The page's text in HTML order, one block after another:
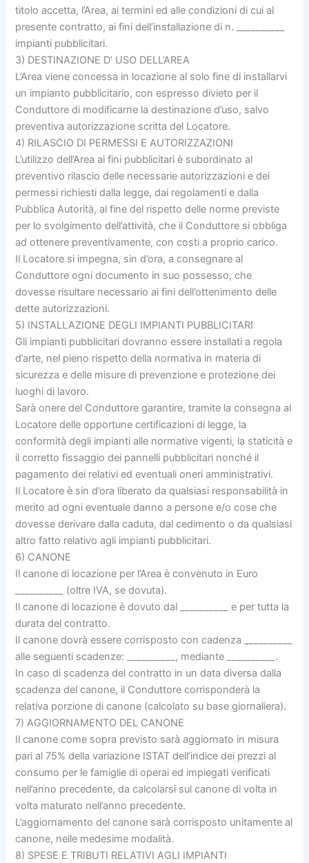
titolo accetta, l’Area, ai termini ed alle condizioni di cui al
presente contratto, ai fini dell’installazione di n. __________
impianti pubblicitari.
3) DESTINAZIONE D’ USO DELL’AREA
L’Area viene concessa in locazione al solo fine di installarvi
un impianto pubblicitario, con espresso divieto per il
Conduttore di modificarne la destinazione d’uso, salvo
preventiva autorizzazione scritta del Locatore.
4) RILASCIO DI PERMESSI E AUTORIZZAZIONI
L’utilizzo dell’Area ai fini pubblicitari è subordinato al
preventivo rilascio delle necessarie autorizzazioni e dei
permessi richiesti dalla legge, dai regolamenti e dalla
Pubblica Autorità, al fine del rispetto delle norme previste
per lo svolgimento dell’attività, che il Conduttore si obbliga
ad ottenere preventivamente, con costi a proprio carico.
Il Locatore si impegna, sin d’ora, a consegnare al
Conduttore ogni documento in suo possesso, che
dovesse risultare necessario ai fini dell’ottenimento delle
dette autorizzazioni.
5) INSTALLAZIONE DEGLI IMPIANTI PUBBLICITARI
Gli impianti pubblicitari dovranno essere installati a regola
d’arte, nel pieno rispetto della normativa in materia di
sicurezza e delle misure di prevenzione e protezione dei
luoghi di lavoro.
Sarà onere del Conduttore garantire, tramite la consegna al
Locatore delle opportune certificazioni di legge, la
conformità degli impianti alle normative vigenti, la staticità e
il corretto fissaggio dei pannelli pubblicitari nonché il
pagamento dei relativi ed eventuali oneri amministrativi.
Il Locatore è sin d’ora liberato da qualsiasi responsabilità in
merito ad ogni eventuale danno a persone e/o cose che
dovesse derivare dalla caduta, dal cedimento o da qualsiasi
altro fatto relativo agli impianti pubblicitari.
6) CANONE
Il canone di locazione per l’Area è convenuto in Euro
__________ (oltre IVA, se dovuta).
Il canone di locazione è dovuto dal __________ e per tutta la
durata del contratto.
Il canone dovrà essere corrisposto con cadenza __________
alle seguenti scadenze: __________, mediante __________.
In caso di scadenza del contratto in un data diversa dalla
scadenza del canone, il Conduttore corrisponderà la
relativa porzione di canone (calcolato su base giornaliera).
7) AGGIORNAMENTO DEL CANONE
Il canone come sopra previsto sarà aggiornato in misura
pari al 75% della variazione ISTAT dell’indice dei prezzi al
consumo per le famiglie di operai ed impiegati verificati
nell’anno precedente, da calcolarsi sul canone di volta in
volta maturato nell’anno precedente.
L’aggiornamento del canone sarà corrisposto unitamente al
canone, nelle medesime modalità.
8) SPESE E TRIBUTI RELATIVI AGLI IMPIANTI